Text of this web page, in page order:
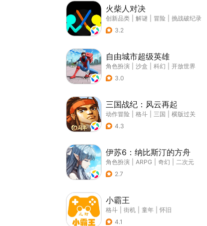
火柴人对决
创新品类 解谜 冒险
挑战破纪录
3.2
自由城市超级英雄
角色扮演 沙盒 科幻
开放世界
3.0
三国战纪：风云再起
动作冒险 格斗 三国
横版过关
4.3
伊苏6：纳比斯汀的方舟
角色扮演 ARPG 奇幻
二次元
2.7
小霸王
格斗 街机 童年
怀旧
4.1